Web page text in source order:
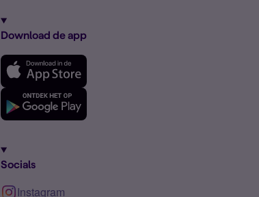
Download de app
Socials
Instagram